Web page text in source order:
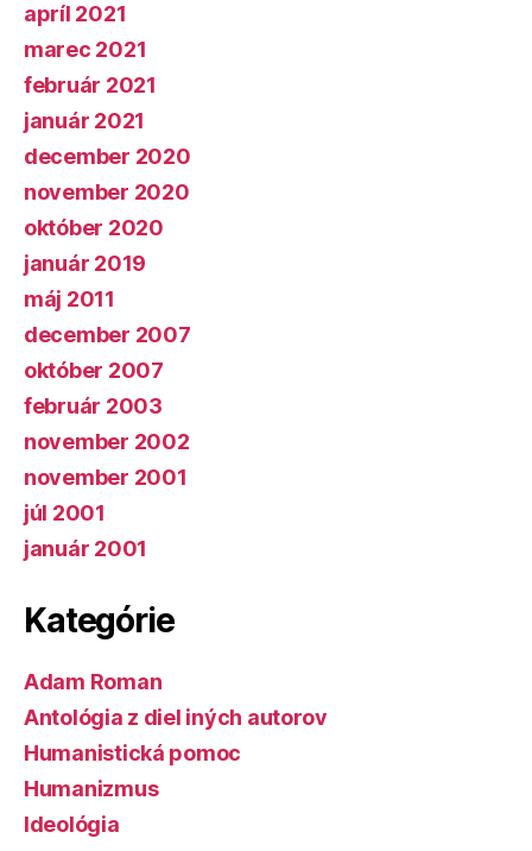
apríl 2021
marec 2021
február 2021
január 2021
december 2020
november 2020
október 2020
január 2019
máj 2011
december 2007
október 2007
február 2003
november 2002
november 2001
júl 2001
január 2001
Kategórie
Adam Roman
Antológia z diel iných autorov
Humanistická pomoc
Humanizmus
Ideológia